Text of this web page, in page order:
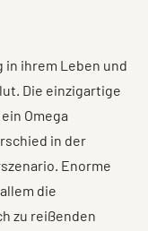
in ihrem Leben und
Die einzigartige
Omega
in der
Enorme
die
zu reißenden